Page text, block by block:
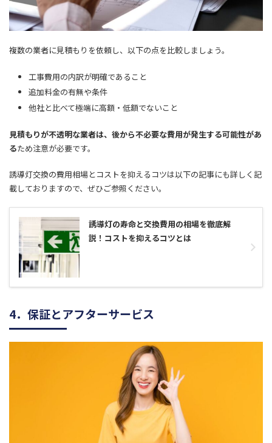
複数の業者に見積もりを依頼し、以下の点を比較しましょう。
工事費用の内訳が明確であること
追加料金の有無や条件
他社と比べて極端に高額・低額でないこと
見積もりが不透明な業者は、後から不必要な費用が発生する可能性があ
るため注意が必要です。
誘導灯交換の費用相場とコストを抑えるコツは以下の記事にも詳しく記
載しておりますので、ぜひご参照ください。
誘導灯の寿命と交換費用の相場を徹底解
説！コストを抑えるコツとは
4．保証とアフターサービス